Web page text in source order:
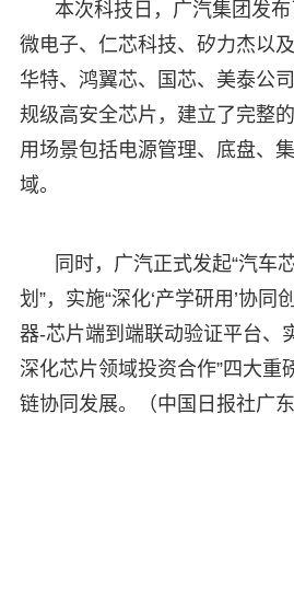
本次科技日，广汽集团发
微电子、仁芯科技、矽力杰以
华特、鸿翼芯、国芯、美泰公
规级高安全芯片，建立了完整
用场景包括电源管理、底盘、
域。
同时，广汽正式发起“汽车
划”，实施“深化‘产学研用’协同
器-芯片端到端联动验证平台、
深化芯片领域投资合作”四大重
链协同发展。（中国日报社广